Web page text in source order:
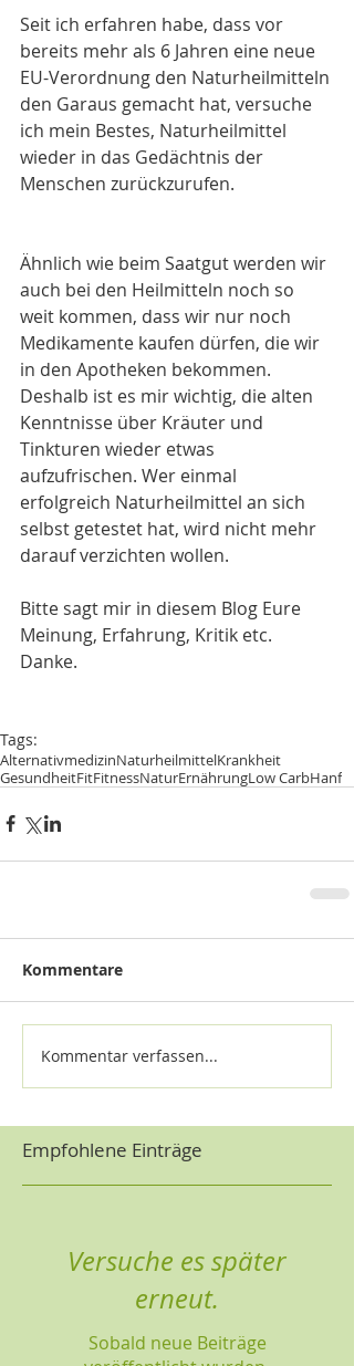
Seit ich erfahren habe, dass vor
bereits mehr als 6 Jahren eine neue
EU-Verordnung den Naturheilmitteln
den Garaus gemacht hat, versuche
ich mein Bestes, Naturheilmittel
wieder in das Gedächtnis der
Menschen zurückzurufen.
Ähnlich wie beim Saatgut werden wir
auch bei den Heilmitteln noch so
weit kommen, dass wir nur noch
Medikamente kaufen dürfen, die wir
in den Apotheken bekommen.
Deshalb ist es mir wichtig, die alten
Kenntnisse über Kräuter und
Tinkturen wieder etwas
aufzufrischen. Wer einmal
erfolgreich Naturheilmittel an sich
selbst getestet hat, wird nicht mehr
darauf verzichten wollen.
Bitte sagt mir in diesem Blog Eure
Meinung, Erfahrung, Kritik etc.
Danke.
Tags:
AlternativmedizinNaturheilmittelKrankheit
GesundheitFitFitnessNaturErnährungLow CarbHanf
Kommentare
Kommentar verfassen...
Empfohlene Einträge
Versuche es später
erneut.
Sobald neue Beiträge